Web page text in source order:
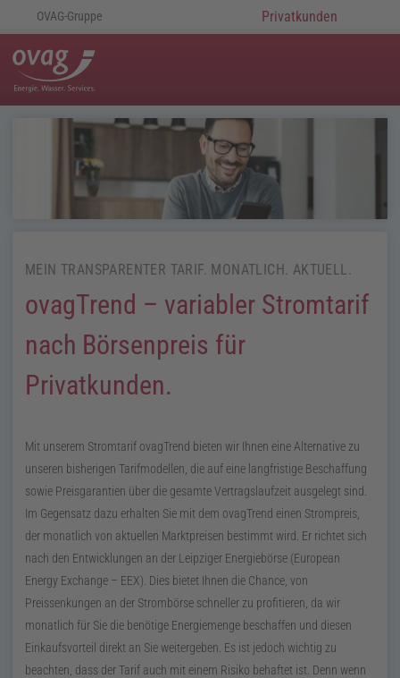
OVAG-Gruppe Privatkunden
MEIN TRANSPARENTER TARIF. MONATLICH. AKTUELL.
ovagTrend – variabler Stromtarif
nach Börsenpreis für
Privatkunden.
Mit unserem Stromtarif ovagTrend bieten wir Ihnen eine Alternative zu
unseren bisherigen Tarifmodellen, die auf eine langfristige Beschaffung
sowie Preisgarantien über die gesamte Vertragslaufzeit ausgelegt sind.
Im Gegensatz dazu erhalten Sie mit dem ovagTrend einen Strompreis,
der monatlich von aktuellen Marktpreisen bestimmt wird. Er richtet sich
nach den Entwicklungen an der Leipziger Energiebörse (European
Energy Exchange – EEX). Dies bietet Ihnen die Chance, von
Preissenkungen an der Strombörse schneller zu profitieren, da wir
monatlich für Sie die benötige Energiemenge beschaffen und diesen
Einkaufsvorteil direkt an Sie weitergeben. Es ist jedoch wichtig zu
beachten, dass der Tarif auch mit einem Risiko behaftet ist. Denn wenn